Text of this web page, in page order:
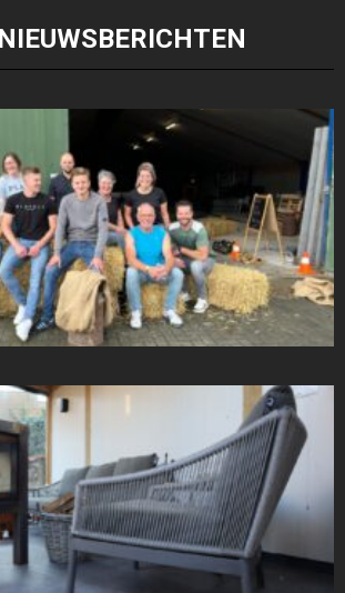
NIEUWSBERICHTEN